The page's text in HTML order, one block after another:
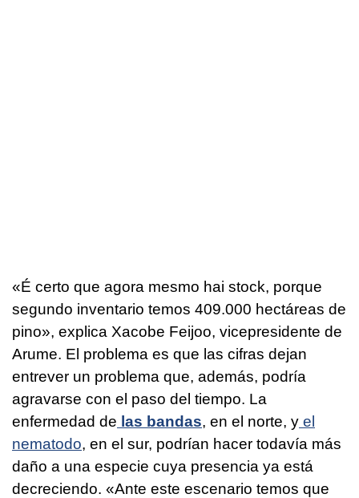
«É certo que agora mesmo hai stock, porque
segundo inventario temos 409.000 hectáreas de
pino», explica Xacobe Feijoo, vicepresidente de
Arume. El problema es que las cifras dejan
entrever un problema que, además, podría
agravarse con el paso del tiempo. La
enfermedad de las bandas, en el norte, y el
nematodo, en el sur, podrían hacer todavía más
daño a una especie cuya presencia ya está
decreciendo. «Ante este escenario temos que